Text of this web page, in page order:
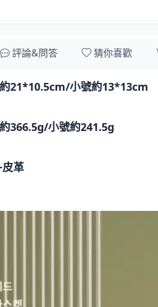
評論&問答 猜你喜歡
21*10.5cm/小號約13*13cm
366.5g/小號約241.5g
皮革